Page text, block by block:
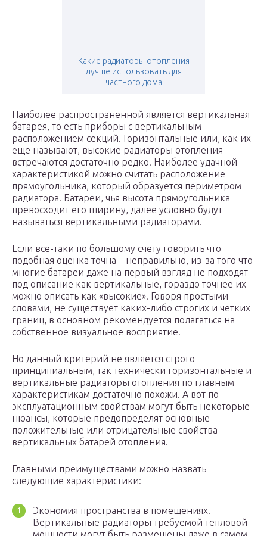
Какие радиаторы отопления
лучше использовать для
частного дома
Наиболее распространенной является вертикальная
батарея, то есть приборы с вертикальным
расположением секций. Горизонтальные или, как их
еще называют, высокие радиаторы отопления
встречаются достаточно редко. Наиболее удачной
характеристикой можно считать расположение
прямоугольника, который образуется периметром
радиатора. Батареи, чья высота прямоугольника
превосходит его ширину, далее условно будут
называться вертикальными радиаторами.
Если все-таки по большому счету говорить что
подобная оценка точна – неправильно, из-за того что
многие батареи даже на первый взгляд не подходят
под описание как вертикальные, гораздо точнее их
можно описать как «высокие». Говоря простыми
словами, не существует каких-либо строгих и четких
границ, в основном рекомендуется полагаться на
собственное визуальное восприятие.
Но данный критерий не является строго
принципиальным, так технически горизонтальные и
вертикальные радиаторы отопления по главным
характеристикам достаточно похожи. А вот по
эксплуатационным свойствам могут быть некоторые
нюансы, которые предопределят основные
положительные или отрицательные свойства
вертикальных батарей отопления.
Главными преимуществами можно назвать
следующие характеристики:
Экономия пространства в помещениях.
Вертикальные радиаторы требуемой тепловой